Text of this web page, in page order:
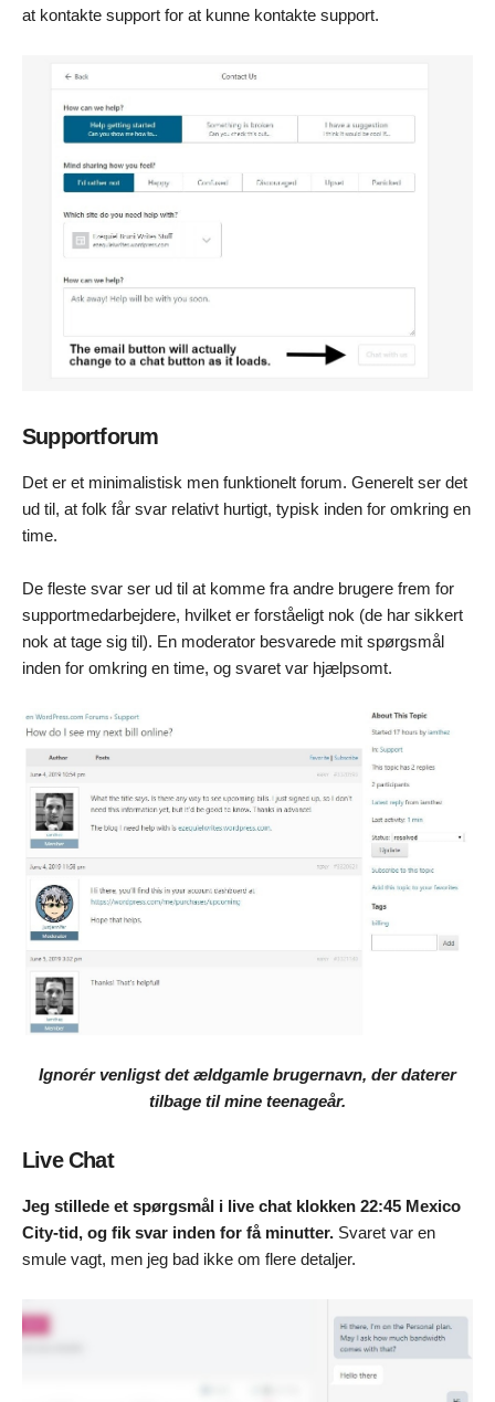
at kontakte support for at kunne kontakte support.
Supportforum
Det er et minimalistisk men funktionelt forum. Generelt ser det
ud til, at folk får svar relativt hurtigt, typisk inden for omkring en
time.
De fleste svar ser ud til at komme fra andre brugere frem for
supportmedarbejdere, hvilket er forståeligt nok (de har sikkert
nok at tage sig til). En moderator besvarede mit spørgsmål
inden for omkring en time, og svaret var hjælpsomt.
Ignorér venligst det ældgamle brugernavn, der daterer
tilbage til mine teenageår.
Live Chat
Jeg stillede et spørgsmål i live chat klokken 22:45 Mexico
City-tid, og fik svar inden for få minutter. Svaret var en
smule vagt, men jeg bad ikke om flere detaljer.